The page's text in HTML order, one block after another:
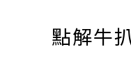
點解牛